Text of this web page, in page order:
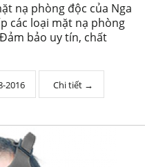
nạ phòng độc của Nga
các loại mặt nạ phòng
bảo uy tín, chất
2016 Chi tiết →